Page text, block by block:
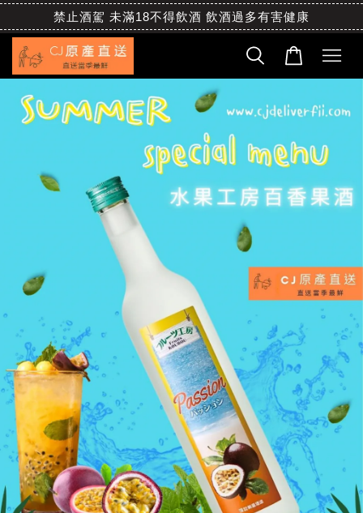
禁止酒駕 未滿18不得飲酒 飲酒過多有害健康